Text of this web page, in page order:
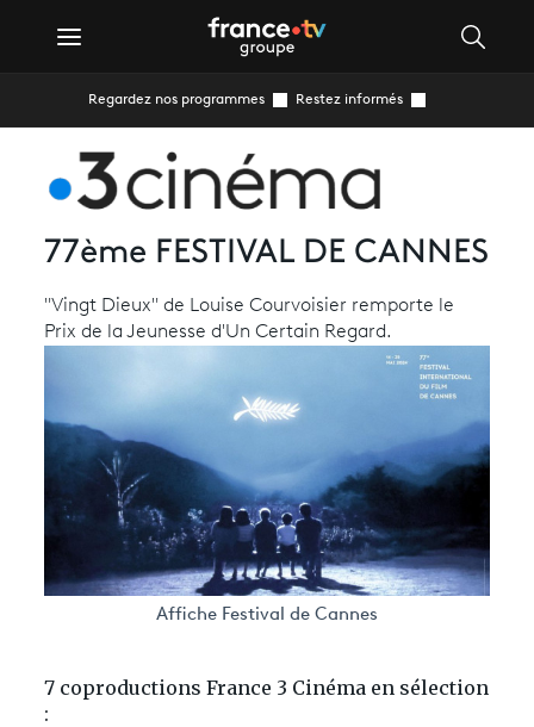
Regardez nos programmes Restez informés
77ème FESTIVAL DE CANNES
"Vingt Dieux" de Louise Courvoisier remporte le
Prix de la Jeunesse d'Un Certain Regard.
Affiche Festival de Cannes
7 coproductions France 3 Cinéma en sélection
: